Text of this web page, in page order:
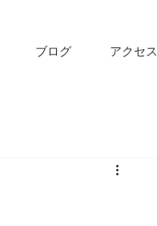
ブログ アクセス